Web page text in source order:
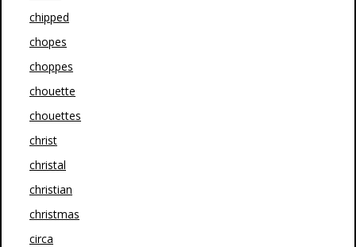
chipped
chopes
choppes
chouette
chouettes
christ
christal
christian
christmas
circa